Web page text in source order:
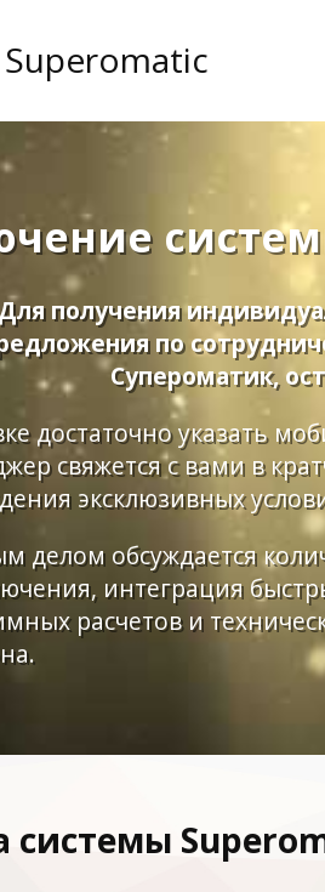
Superomatic
Для получения
по
Супероматик,
достаточно указать
свяжется с вами в
эксклюзивных
делом обсуждается
интеграция
расчетов и
системы